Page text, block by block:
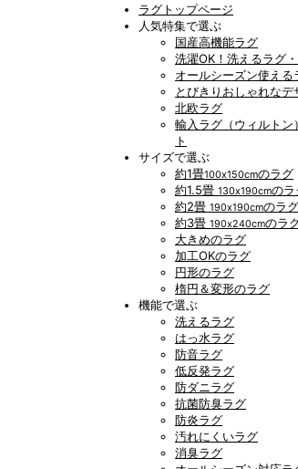
ラグトップページ
人気特集で選ぶ
国産高機能ラグ
洗濯OK！洗えるラグ
オールシーズン使える
とびきりおしゃれなデ
北欧ラグ
輸入ラグ（ウィルトン
ト
サイズで選ぶ
約1畳100x150cmのラグ
約1.5畳 130x190cmのラ
約2畳 190x190cmのラグ
約3畳 190x240cmのラ
大きめのラグ
加工OKのラグ
円形のラグ
楕円＆変形のラグ
機能で選ぶ
洗えるラグ
はっ水ラグ
防音ラグ
低反発ラグ
防ダニラグ
抗菌防臭ラグ
防炎ラグ
汚れにくいラグ
消臭ラグ